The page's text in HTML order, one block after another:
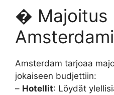
� Majoitus
Amsterdam tarjoaa
jokaiseen budjettiin:
– Hotellit: Löydät